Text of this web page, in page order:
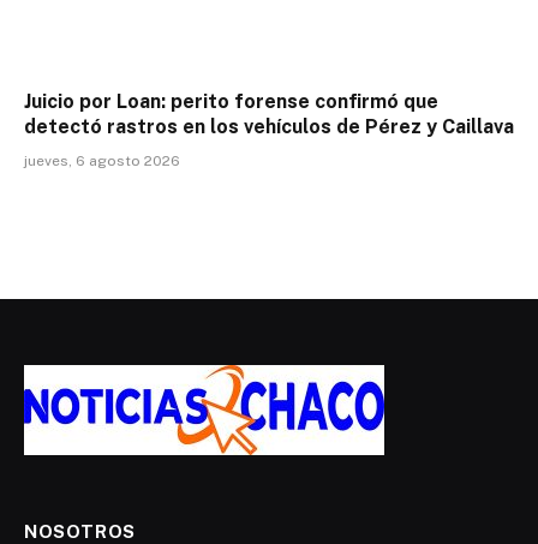
Juicio por Loan: perito forense confirmó que
detectó rastros en los vehículos de Pérez y Caillava
jueves, 6 agosto 2026
NOSOTROS